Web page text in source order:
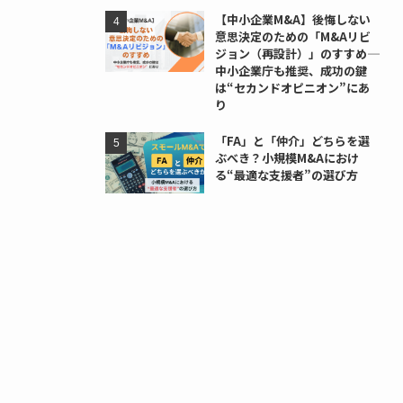
【中小企業M&A】後悔しない
意思決定のための「M&Aリビ
ジョン（再設計）」のすすめ――
中小企業庁も推奨、成功の鍵
は“セカンドオピニオン”にあ
り
「FA」と「仲介」どちらを選
ぶべき？小規模M&Aにおけ
る“最適な支援者”の選び方